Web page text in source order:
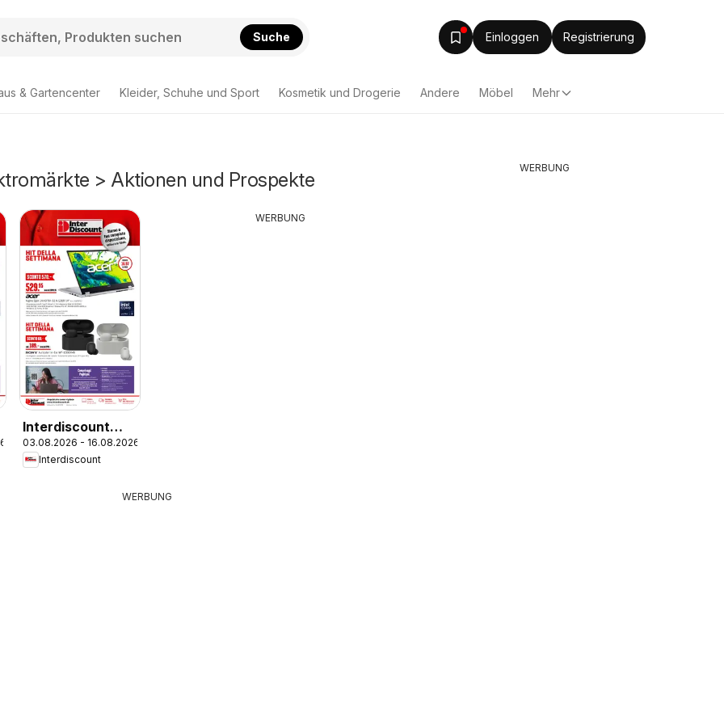
Suche Einloggen Registrierung
& Gartencenter Kleider, Schuhe und Sport Kosmetik und Drogerie Andere Möbel Mehr
> Aktionen und Prospekte
Interdiscount
aktionen IT
03.08.2026 - 16.08.2026
Interdiscount
WERBUNG
WERBUNG
WERBUNG